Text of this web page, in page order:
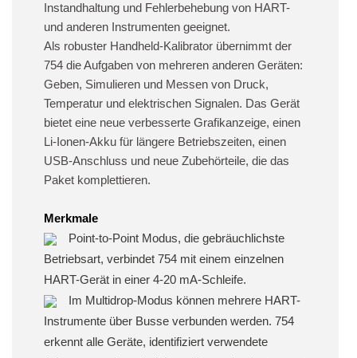
Instandhaltung und Fehlerbehebung von HART-
und anderen Instrumenten geeignet.
Als robuster Handheld-Kalibrator übernimmt der
754 die Aufgaben von mehreren anderen Geräten:
Geben, Simulieren und Messen von Druck,
Temperatur und elektrischen Signalen. Das Gerät
bietet eine neue verbesserte Grafikanzeige, einen
Li-Ionen-Akku für längere Betriebszeiten, einen
USB-Anschluss und neue Zubehörteile, die das
Paket komplettieren.
Merkmale
Point-to-Point Modus, die gebräuchlichste
Betriebsart, verbindet 754 mit einem einzelnen
HART-Gerät in einer 4-20 mA-Schleife.
Im Multidrop-Modus können mehrere HART-
Instrumente über Busse verbunden werden. 754
erkennt alle Geräte, identifiziert verwendete